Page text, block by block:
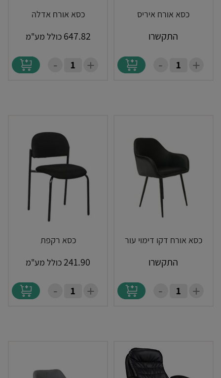
כסא אורח איריס
התקשרו
+
-
כסא אורח אדלה
647.82 כולל מע"מ
+
-
כסא אורח דקו דימוי עור
התקשרו
+
-
כסא רקפת
241.90כולל מע"מ
+
-